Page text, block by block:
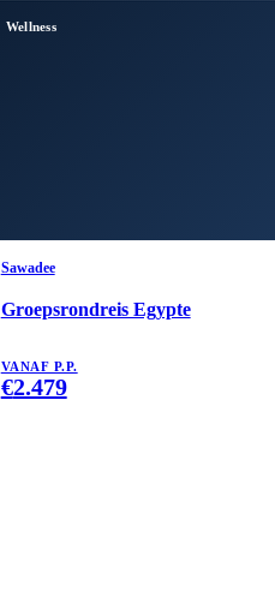
Wellness
Sawadee
Groepsrondreis Egypte
VANAF P.P.
€2.479